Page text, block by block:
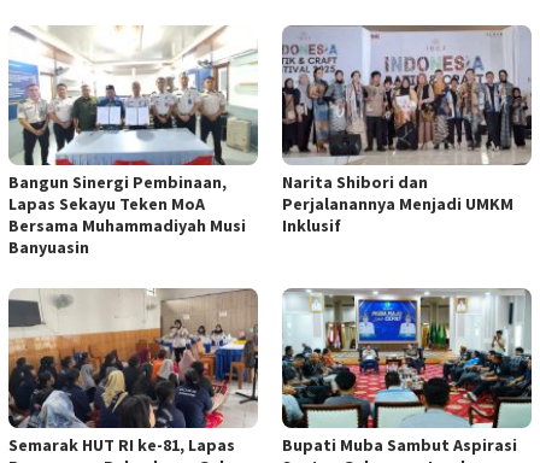
Bangun Sinergi Pembinaan,
Lapas Sekayu Teken MoA
Bersama Muhammadiyah Musi
Banyuasin
Narita Shibori dan
Perjalanannya Menjadi UMKM
Inklusif
Semarak HUT RI ke-81, Lapas
Bupati Muba Sambut Aspirasi